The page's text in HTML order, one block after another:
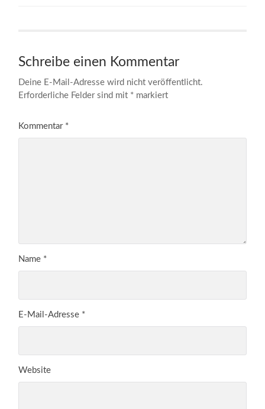
Schreibe einen Kommentar
Deine E-Mail-Adresse wird nicht veröffentlicht.
Erforderliche Felder sind mit * markiert
Kommentar *
Name *
E-Mail-Adresse *
Website